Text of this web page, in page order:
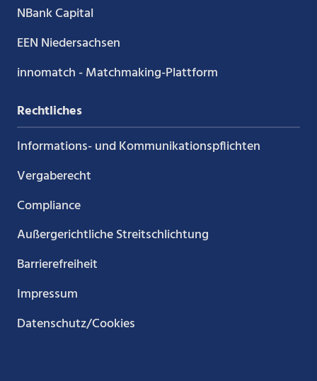
NBank Capital
EEN Niedersachsen
innomatch - Matchmaking-Plattform
Rechtliches
Informations- und Kommunikations­pflichten
Vergaberecht
Compliance
Außergerichtliche Streitschlichtung
Barrierefreiheit
Impressum
Datenschutz/Cookies